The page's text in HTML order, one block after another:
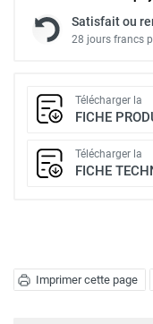
Imprimer cette page
Satisfait ou
28 jours francs
Télécharger la
FICHE
Télécharger la
FICHE